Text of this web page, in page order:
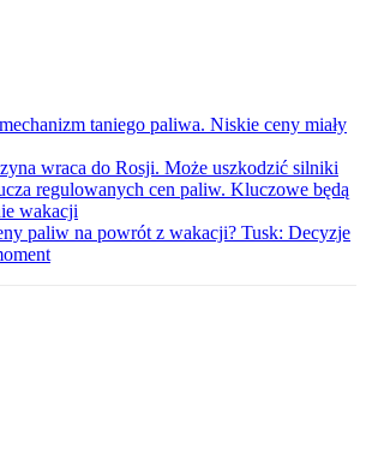
taniego paliwa. Niskie ceny miały
wraca do Rosji. Może uszkodzić silniki
regulowanych cen paliw. Kluczowe będą
wakacji
paliw na powrót z wakacji? Tusk: Decyzje